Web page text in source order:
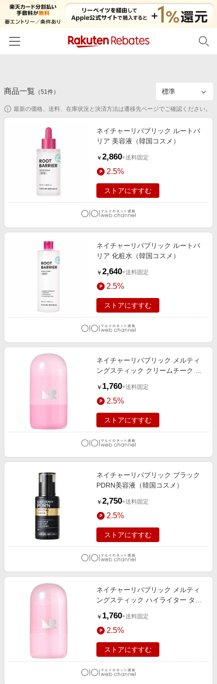
カテゴリー一覧
百貨店・総合ECモール
ファッション・インナー・小物
日用品・キッチン用品
コスメ・健康・医薬品
キッズ・ベビー用品
スポーツ・アウトドア・ゴルフ
インテリア・寝具
ペット・花・DIY・車
生活・お役立ち
金融・マネー・保険
ビジネス・その他サービス
イベント一覧
リーベイツ注目ストア
初回購入者限定特典
対象ストア新規限定特典
電子書籍特集
楽天サービス特集
わくわく夏特集
とことん買い物チャレンジ
Apple公式サイト×楽天カード分割払い
Samsung ボーナスキャンペーン
週末の高還元 夏の長期版
友達紹介
商品一覧 （51件）
最新の価格、送料、在庫状況と決済方法は遷移先ページでご確認ください。
ネイチャーリパブリック ルートバ
リア 美容液（韓国コスメ）
￥ 2,860+送料固定
2.5%
ストアにすすむ
ネイチャーリパブリック ルートバ
リア 化粧水（韓国コスメ）
￥ 2,640+送料固定
2.5%
ストアにすすむ
ネイチャーリパブリック メルティ
ングスティック クリームチーク ラ
ベンダーバター
￥ 1,760+送料固定
2.5%
ストアにすすむ
ネイチャーリパブリック ブラック
PDRN美容液（韓国コスメ）
￥ 2,750+送料固定
2.5%
ストアにすすむ
ネイチャーリパブリック メルティ
ングスティック ハイライター タロ
ーツ
￥ 1,760+送料固定
2.5%
ストアにすすむ